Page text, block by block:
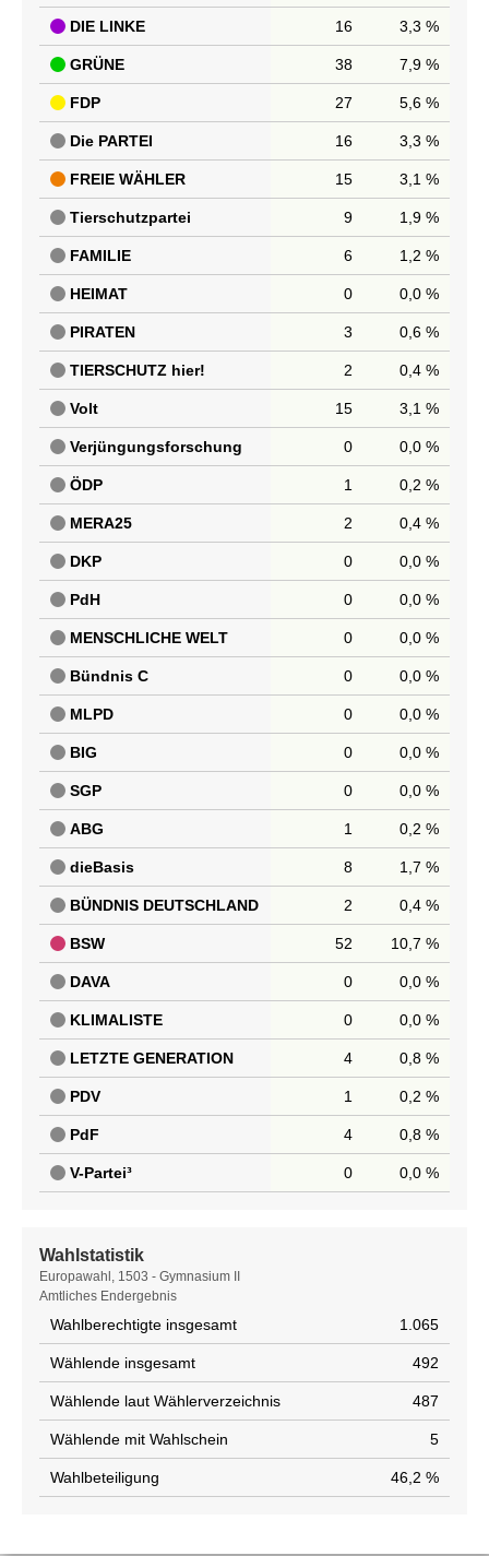
DIE LINKE 16 3,3 %
GRÜNE 38 7,9 %
FDP 27 5,6 %
Die PARTEI 16 3,3 %
FREIE WÄHLER 15 3,1 %
Tierschutzpartei 9 1,9 %
FAMILIE 6 1,2 %
HEIMAT 0 0,0 %
PIRATEN 3 0,6 %
TIERSCHUTZ hier! 2 0,4 %
Volt 15 3,1 %
Verjüngungsforschung 0 0,0 %
ÖDP 1 0,2 %
MERA25 2 0,4 %
DKP 0 0,0 %
PdH 0 0,0 %
MENSCHLICHE WELT 0 0,0 %
Bündnis C 0 0,0 %
MLPD 0 0,0 %
BIG 0 0,0 %
SGP 0 0,0 %
ABG 1 0,2 %
dieBasis 8 1,7 %
BÜNDNIS DEUTSCHLAND 2 0,4 %
BSW 52 10,7 %
DAVA 0 0,0 %
KLIMALISTE 0 0,0 %
LETZTE GENERATION 4 0,8 %
PDV 1 0,2 %
PdF 4 0,8 %
V-Partei³ 0 0,0 %
Wahlstatistik
Wahlstatistik
Europawahl, 1503 - Gymnasium II
Amtliches Endergebnis
Wahlberechtigte insgesamt 1.065
Wählende insgesamt 492
Wählende laut Wählerverzeichnis 487
Wählende mit Wahlschein 5
Wahlbeteiligung 46,2 %